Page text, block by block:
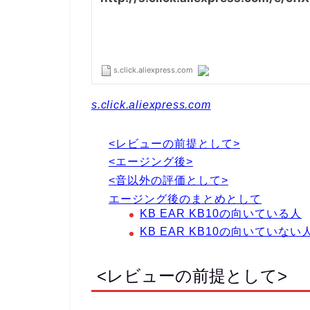
s.click.aliexpress.com
<レビューの前提として>
<エージング後>
<音以外の評価として>
エージング後のまとめとして
KB EAR KB10の向いている人
KB EAR KB10の向いていない
<レビューの前提として>